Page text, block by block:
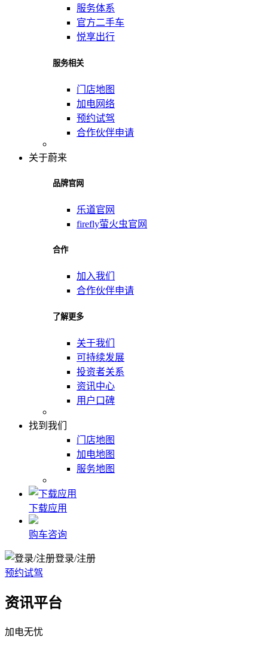
服务体系
官方二手车
悦享出行
服务相关
门店地图
加电网络
预约试驾
合作伙伴申请
关于蔚来
品牌官网
乐道官网
firefly萤火虫官网
合作
加入我们
合作伙伴申请
了解更多
关于我们
可持续发展
投资者关系
资讯中心
用户口碑
找到我们
门店地图
加电地图
服务地图
下载应用
购车咨询
登录/注册
预约试驾
资讯平台
加电无忧